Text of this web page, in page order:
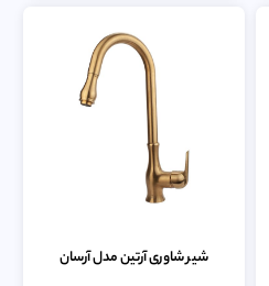
شیر شاوری آرتین مدل آرسان